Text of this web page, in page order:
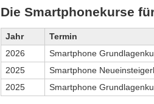
Die Smartphonekurse
Jahr Termin
2026
Smartphone
2025
Smartphone
2025
Smartphone